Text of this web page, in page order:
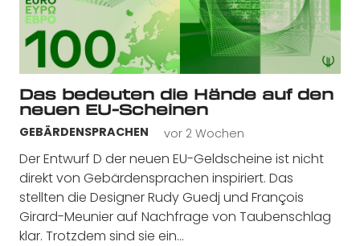
Das bedeuten die Hände auf den
neuen EU-Scheinen
GEBÄRDENSPRACHEN vor 2 Wochen
Der Entwurf D der neuen EU-Geldscheine ist nicht
direkt von Gebärdensprachen inspiriert. Das
stellten die Designer Rudy Guedj und François
Girard-Meunier auf Nachfrage von Taubenschlag
klar. Trotzdem sind sie ein…